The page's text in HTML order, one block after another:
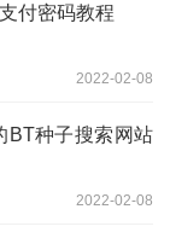
付密码教程
2022-02-08
BT种子搜索网站
2022-02-08